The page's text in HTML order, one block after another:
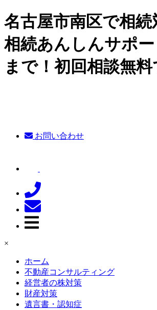
名古屋市南区で相続
相続あんしんサポ
まで！初回相談無料
お問い合わせ
×
ホーム
不動産コンサルティング
経営者の株対策
財産対策
遺言書・認知症